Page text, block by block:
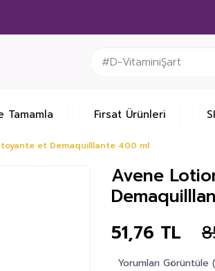
Tamamla Fırsat Ürünleri
et Demaquilllante 400 ml
Avene
51,76 TL
Yorumları Görüntüle